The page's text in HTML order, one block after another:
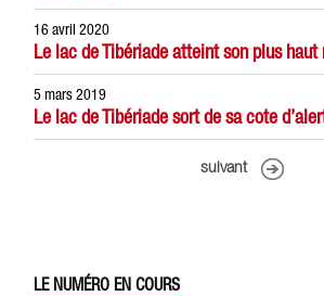
16 avril 2020
Le lac de Tibériade atteint son plus
5 mars 2019
Le lac de Tibériade sort de sa cote
suivant
LE NUMÉRO EN COURS